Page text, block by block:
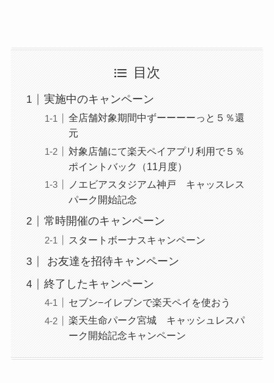
目次
実施中のキャンペーン
全店舗対象期間中ずーーーーっと５％還
元
対象店舗にて楽天ペイアプリ利用で５％
ポイントバック（11月度）
ノエビアスタジアム神戸 キャッスレス
パーク開始記念
常時開催のキャンペーン
スタートボーナスキャンペーン
お友達を招待キャンペーン
終了したキャンペーン
セブン−イレブンで楽天ペイを使おう
楽天生命パーク宮城 キャッシュレスパ
ーク開始記念キャンペーン